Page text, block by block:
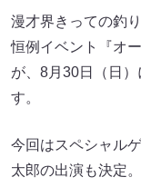
漫才界きっての釣
恒例イベント『オ
が、8月30日（日
す。
今回はスペシャル
太郎の出演も決定